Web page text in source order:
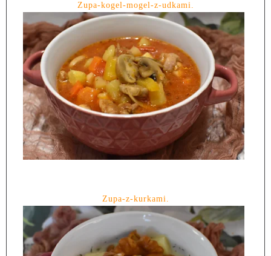
Zupa-kogel-mogel-z-udkami.
Zupa-z-kurkami.